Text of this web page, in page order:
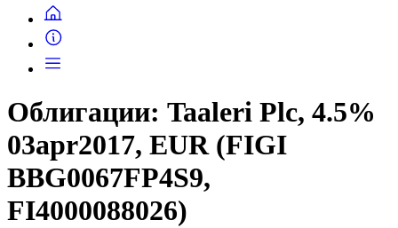
Облигации: Taaleri Plc, 4.5%
03apr2017, EUR (FIGI
BBG0067FP4S9,
FI4000088026)